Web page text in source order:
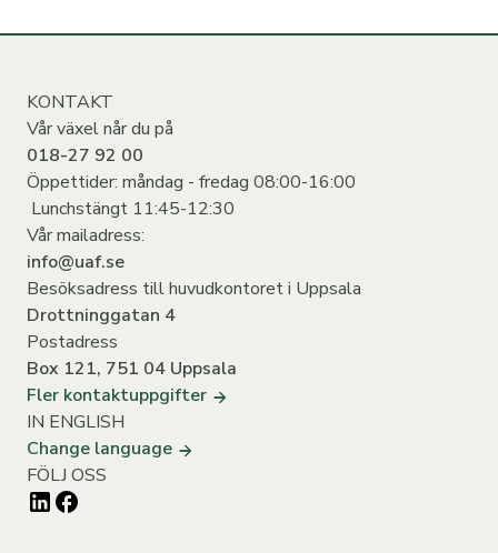
KONTAKT
Vår växel når du på
018-27 92 00
Öppettider: måndag - fredag 08:00-16:00
Lunchstängt 11:45-12:30
Vår mailadress:
info@uaf.se
Besöksadress till huvudkontoret i Uppsala
Drottninggatan 4
Postadress
Box 121, 751 04 Uppsala
Fler kontaktuppgifter
IN ENGLISH
Change language
FÖLJ OSS